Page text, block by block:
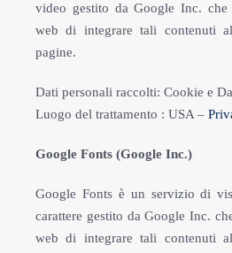
video gestito da Google Inc. che
web di integrare tali contenuti
pagine.
Dati personali raccolti: Cookie e
Luogo del trattamento : USA –
Google Fonts (Google Inc.)
Google Fonts è un servizio di
carattere gestito da Google Inc.
web di integrare tali contenuti